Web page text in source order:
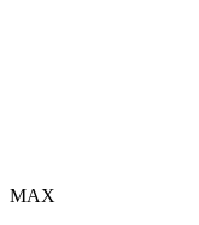
МАХ